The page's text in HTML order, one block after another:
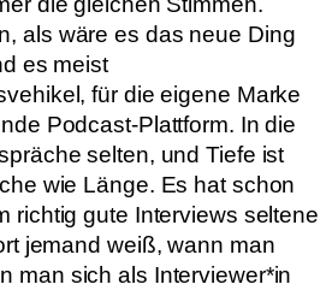
als wäre es das neue Ding
es meist
für die eigene Marke
Podcast-Plattform. In die
selten, und Tiefe ist
wie Länge. Es hat schon
richtig gute Interviews seltene
jemand weiß, wann man
man sich als Interviewer*in